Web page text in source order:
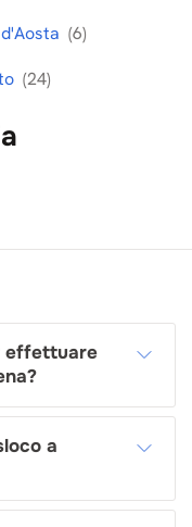
(6)
(24)
effettuare
a